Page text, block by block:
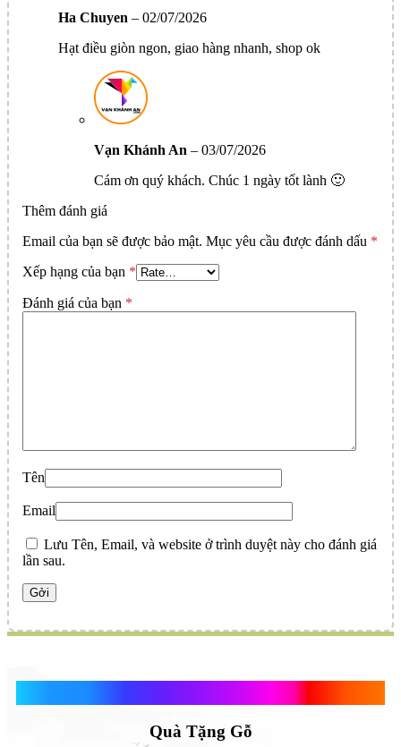
Ha Chuyen – 02/07/2026
Hạt điều giòn ngon, giao hàng nhanh, shop ok
Vạn Khánh An – 03/07/2026
Cám ơn quý khách. Chúc 1 ngày tốt lành 🙂
Thêm đánh giá
Email của bạn sẽ được bảo mật. Mục yêu cầu được đánh dấu *
Xếp hạng của bạn *
Đánh giá của bạn *
Tên
Email
Lưu Tên, Email, và website ở trình duyệt này cho đánh giá
lần sau.
Quà Tặng Gỗ